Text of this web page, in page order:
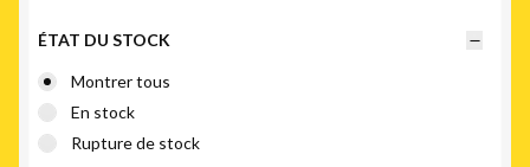
ÉTAT DU STOCK
Montrer tous
En stock
Rupture de stock